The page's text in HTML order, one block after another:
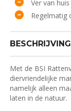
Ver van
Regelmatig
BESCHRIJVING
Met de BSI
diervriendelijke
namelijk alleen
laten in de natuur.